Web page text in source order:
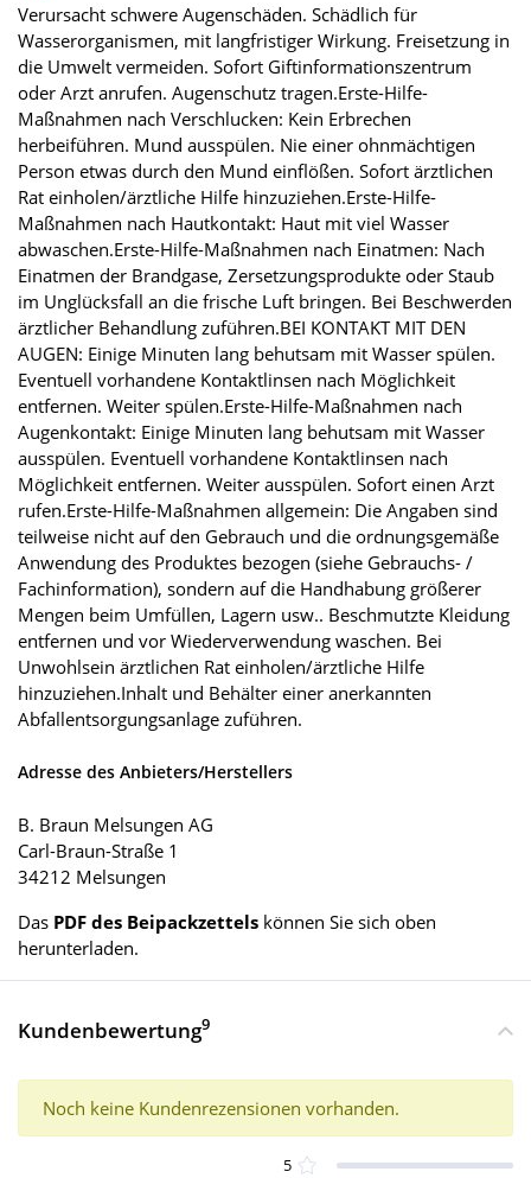
Verursacht schwere Augenschäden. Schädlich für
Wasserorganismen, mit langfristiger Wirkung. Freisetzung in
die Umwelt vermeiden. Sofort Giftinformationszentrum
oder Arzt anrufen. Augenschutz tragen.Erste-Hilfe-
Maßnahmen nach Verschlucken: Kein Erbrechen
herbeiführen. Mund ausspülen. Nie einer ohnmächtigen
Person etwas durch den Mund einflößen. Sofort ärztlichen
Rat einholen/ärztliche Hilfe hinzuziehen.Erste-Hilfe-
Maßnahmen nach Hautkontakt: Haut mit viel Wasser
abwaschen.Erste-Hilfe-Maßnahmen nach Einatmen: Nach
Einatmen der Brandgase, Zersetzungsprodukte oder Staub
im Unglücksfall an die frische Luft bringen. Bei Beschwerden
ärztlicher Behandlung zuführen.BEI KONTAKT MIT DEN
AUGEN: Einige Minuten lang behutsam mit Wasser spülen.
Eventuell vorhandene Kontaktlinsen nach Möglichkeit
entfernen. Weiter spülen.Erste-Hilfe-Maßnahmen nach
Augenkontakt: Einige Minuten lang behutsam mit Wasser
ausspülen. Eventuell vorhandene Kontaktlinsen nach
Möglichkeit entfernen. Weiter ausspülen. Sofort einen Arzt
rufen.Erste-Hilfe-Maßnahmen allgemein: Die Angaben sind
teilweise nicht auf den Gebrauch und die ordnungsgemäße
Anwendung des Produktes bezogen (siehe Gebrauchs- /
Fachinformation), sondern auf die Handhabung größerer
Mengen beim Umfüllen, Lagern usw.. Beschmutzte Kleidung
entfernen und vor Wiederverwendung waschen. Bei
Unwohlsein ärztlichen Rat einholen/ärztliche Hilfe
hinzuziehen.Inhalt und Behälter einer anerkannten
Abfallentsorgungsanlage zuführen.
Adresse des Anbieters/Herstellers
B. Braun Melsungen AG
Carl-Braun-Straße 1
34212 Melsungen
Das PDF des Beipackzettels können Sie sich oben
herunterladen.
Kundenbewertung9
Noch keine Kundenrezensionen vorhanden.
5